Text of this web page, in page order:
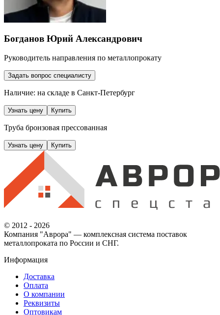
Богданов Юрий Александрович
Руководитель направления по металлопрокату
Задать вопрос специалисту
Наличие: на складе в Санкт-Петербург
Узнать цену Купить
Труба бронзовая прессованная
Узнать цену Купить
© 2012 - 2026
Компания "Аврора" — комплексная система поставок
металлопроката по России и СНГ.
Информация
Доставка
Оплата
О компании
Реквизиты
Оптовикам